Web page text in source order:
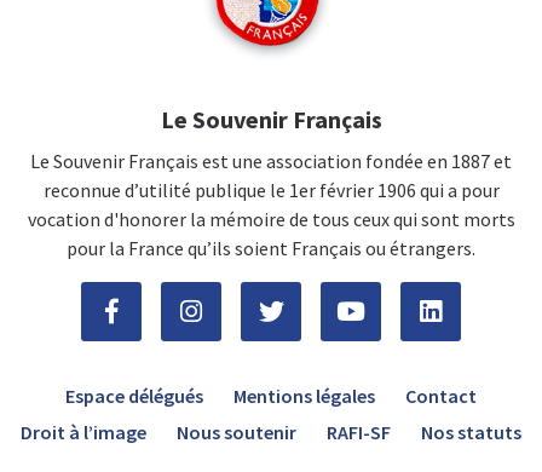
Le Souvenir Français
Le Souvenir Français est une association fondée en 1887 et
reconnue d’utilité publique le 1er février 1906 qui a pour
vocation d'honorer la mémoire de tous ceux qui sont morts
pour la France qu’ils soient Français ou étrangers.
Espace délégués Mentions légales
Contact
Droit à l’image
Nous soutenir RAFI-SF Nos statuts